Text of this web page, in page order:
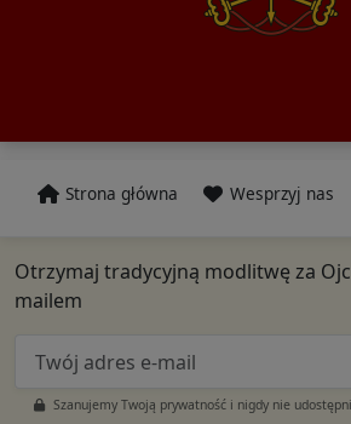
Strona główna Wesprzyj nas
Otrzymaj tradycyjną modlitwę za
mailem
Szanujemy Twoją prywatność i nigdy nie